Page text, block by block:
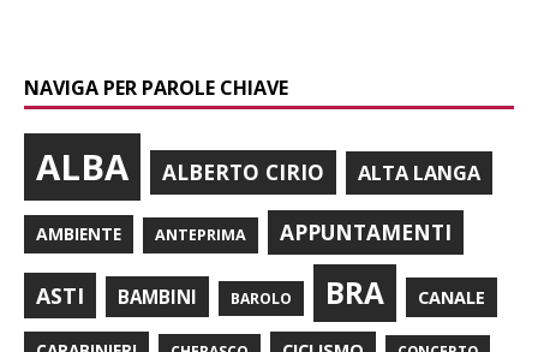
NAVIGA PER PAROLE CHIAVE
ALBA ALBERTO CIRIO ALTA LANGA
AMBIENTE ANTEPRIMA APPUNTAMENTI
ASTI BAMBINI BAROLO BRA CANALE